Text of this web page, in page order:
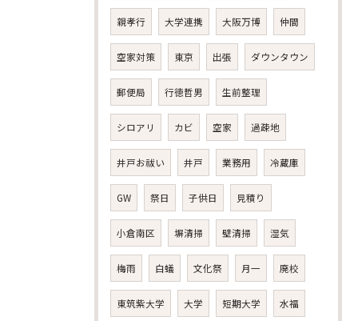
親孝行 大学連携 大阪万博 仲間
空家対策 東京 出張 ダウンタウン
郵便局 行徳哲男 生前整理
シロアリ カビ 空家 過疎地
井戸お祓い 井戸 業務用 冷蔵庫
GW 祭日 子供日 見積り
小倉南区 塀清掃 壁清掃 湿気
梅雨 白蟻 文化祭 月一 廃校
東筑紫大学 大学 短期大学 水福